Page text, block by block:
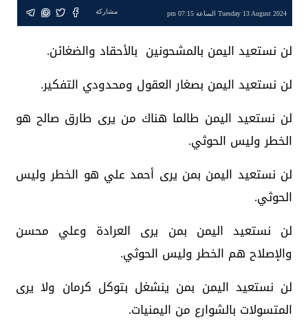
Tuesday 13 August 2024 الساعة 07:15 pm مشاركة
لن نستعيد اليمن بالمشحونين بالأحقاد والضغائن.
لن نستعيد اليمن بصغار العقول ومحدودي التفكير.
لن نستعيد اليمن طالما هناك من يرى طارق صالح هو
الخطر وليس الحوثي.
لن نستعيد اليمن بمن يرى أحمد علي هو الخطر وليس
الحوثي.
لن نستعيد اليمن بمن يرى العرادة وعلي محسن
والإصلاح هم الخطر وليس الحوثي.
لن نستعيد اليمن بمن ينشغل بتوكل كرمان ولا يرى
المتسولات بالشوارع من اليمنيات.